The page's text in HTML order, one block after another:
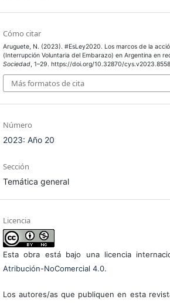
Cómo citar
Aruguete, N. (2023). #EsLey2020. Los marcos de la
(Interrupción Voluntaria del Embarazo) en Argentina en
Sociedad, 1–29. https://doi.org/10.32870/cys.v2023.8558
Más formatos de cita
Número
2023: Año 20
Sección
Temática general
Licencia
Esta obra está bajo una licencia
Atribución-NoComercial 4.0.
Los autores/as que publiquen en esta